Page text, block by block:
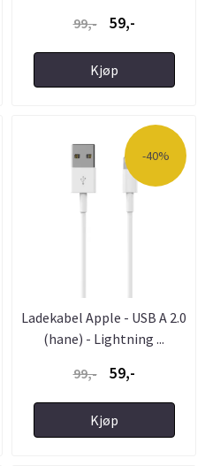
99,-
59,-
Kjøp
-40%
Ladekabel Apple - USB A 2.0
(hane) - Lightning ...
99,-
59,-
Kjøp